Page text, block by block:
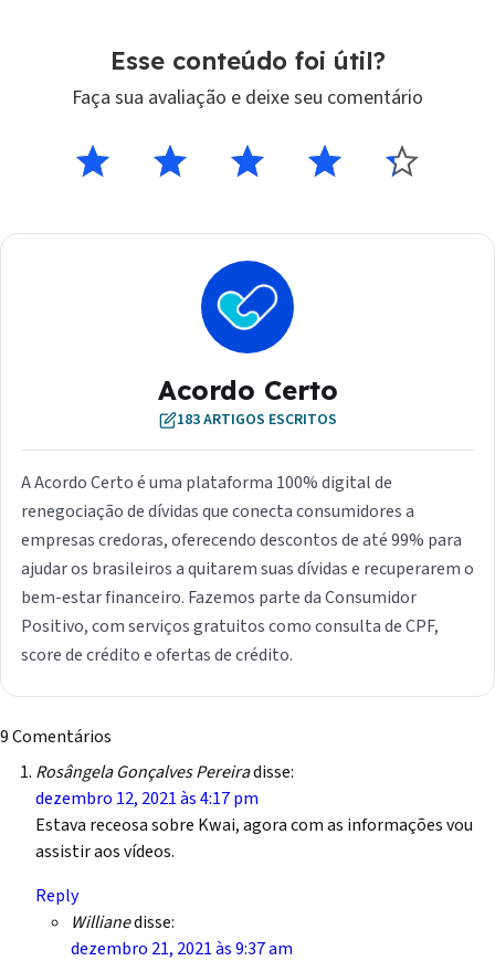
Esse conteúdo foi útil?
Acordo Certo
183 ARTIGOS ESCRITOS
A Acordo Certo é uma plataforma 100% digital de
renegociação de dívidas que conecta consumidores a
empresas credoras, oferecendo descontos de até 99% para
ajudar os brasileiros a quitarem suas dívidas e recuperarem o
bem-estar financeiro. Fazemos parte da Consumidor
Positivo, com serviços gratuitos como consulta de CPF,
score de crédito e ofertas de crédito.
9 Comentários
Rosângela Gonçalves Pereiradisse:
dezembro 12, 2021 às 4:17 pm
Estava receosa sobre Kwai, agora com as informações vou
assistir aos vídeos.
Reply
Willianedisse:
dezembro 21, 2021 às 9:37 am